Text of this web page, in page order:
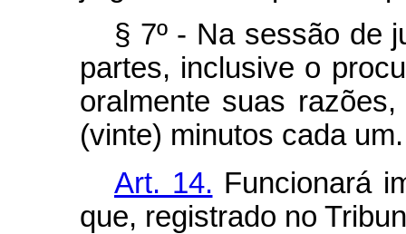
§ 7º - Na sessão de
partes, inclusive o
oralmente suas
(vinte) minutos cada um.
Art. 14. Funcionará
que, registrado no